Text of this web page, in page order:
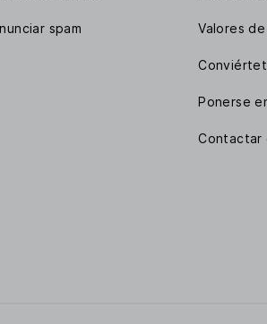
spam Valores
Ponerse
Contactar